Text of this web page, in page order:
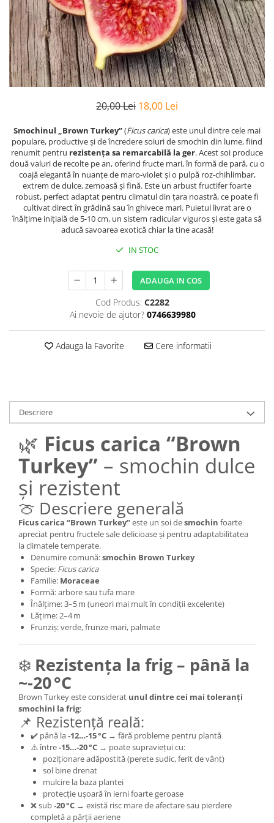
20,00 Lei 18,00 Lei
Smochinul „Brown Turkey”(Ficus carica) este unul dintre cele mai
populare, productive și de încredere soiuri de smochin din lume, fiind
renumit pentru rezistența sa remarcabilă la ger. Acest soi produce
două valuri de recolte pe an, oferind fructe mari, în formă de pară, cu o
coajă elegantă în nuanțe de maro-violet și o pulpă roz-chihlimbar,
extrem de dulce, zemoasă și fină. Este un arbust fructifer foarte
robust, perfect adaptat pentru climatul din țara noastră, ce poate fi
cultivat direct în grădină sau în ghivece mari. Puietul livrat are o
înălțime inițială de 5-10 cm, un sistem radicular viguros și este gata să
aducă savoarea exotică chiar la tine acasă!
IN STOC
ADAUGA IN COS
Cod Produs: C2282
Ai nevoie de ajutor? 0746639980
Adauga la Favorite Cere informatii
Descriere
🌿 Ficus carica “Brown
Turkey” – smochin dulce
și rezistent
🍈 Descriere generală
Ficus carica “Brown Turkey”este un soi desmochin foarte
apreciat pentru fructele sale delicioase și pentru adaptabilitatea
la climatele temperate.
Denumire comună:smochin Brown Turkey
Specie: Ficus carica
Familie: Moraceae
Formă: arbore sau tufa mare
Înălțime: 3–5 m (uneori mai mult în condiții excelente)
Lățime: 2–4 m
Frunziș: verde, frunze mari, palmate
❄️ Rezistența la frig – până la
~‑20 °C
Brown Turkey este considerat unul dintre cei mai toleranți
smochini la frig:
📌 Rezistență reală:
✔️ până la‑12…‑15 °C → fără probleme pentru plantă
⚠️ între‑15…‑20 °C → poate supraviețui cu:
poziționare adăpostită (perete sudic, ferit de vânt)
sol bine drenat
mulcire la baza plantei
protecție ușoară în ierni foarte geroase
❌ sub‑20 °C → există risc mare de afectare sau pierdere
completă a părții aeriene